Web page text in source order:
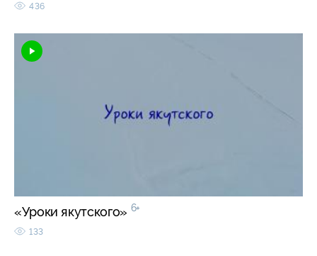
436
«Уроки якутского» 6+
133